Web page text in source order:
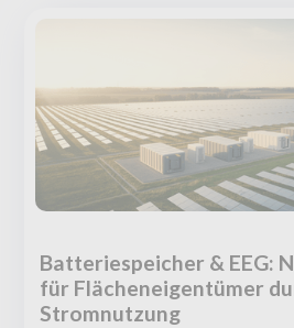
Batteriespeicher & EEG:
für Flächeneigentümer
Stromnutzung